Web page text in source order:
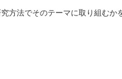
方法でそのテーマに取り組むか